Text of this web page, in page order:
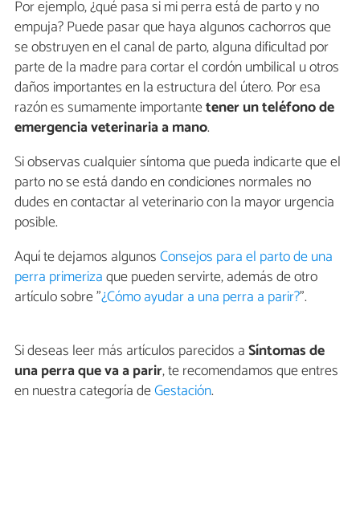
Por ejemplo, ¿qué pasa si mi perra está de parto y no
empuja? Puede pasar que haya algunos cachorros que
se obstruyen en el canal de parto, alguna dificultad por
parte de la madre para cortar el cordón umbilical u otros
daños importantes en la estructura del útero. Por esa
razón es sumamente importantetener un teléfono de
emergencia veterinaria a mano.
Si observas cualquier síntoma que pueda indicarte que el
parto no se está dando en condiciones normales no
dudes en contactar al veterinario con la mayor urgencia
posible.
Aquí te dejamos algunosConsejos para el parto de una
perra primerizaque pueden servirte, además de otro
artículo sobre "¿Cómo ayudar a una perra a parir?".
Si deseas leer más artículos parecidos aSíntomas de
una perra que va a parir, te recomendamos que entres
en nuestra categoría deGestación.